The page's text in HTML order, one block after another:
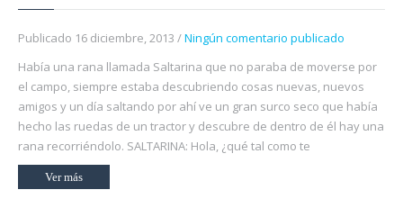
Tienda Online
Blog
Contacto
Publicado 16 diciembre, 2013 /Ningún comentario publicado
Había una rana llamada Saltarina que no paraba de moverse por
el campo, siempre estaba descubriendo cosas nuevas, nuevos
amigos y un día saltando por ahí ve un gran surco seco que había
hecho las ruedas de un tractor y descubre de dentro de él hay una
rana recorriéndolo. SALTARINA: Hola, ¿qué tal como te
Ver más